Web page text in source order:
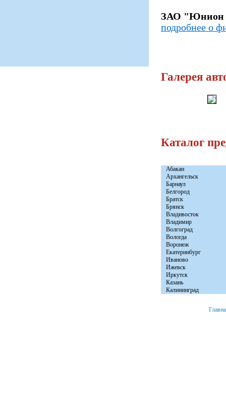
ЗАО "Юнион
подробнее о
Галерея
Каталог
Абакан
Архангельск
Барнаул
Белгород
Братск
Брянск
Владивосток
Владимир
Волгоград
Вологда
Воронеж
Екатеринбург
Иваново
Ижевск
Иркутск
Казань
Калининград